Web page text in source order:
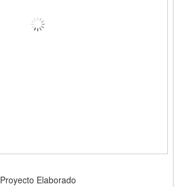
Proyecto Elaborado